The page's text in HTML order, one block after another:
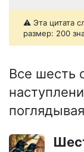
⚠️ Эта цитата
размер: 200
Все шесть